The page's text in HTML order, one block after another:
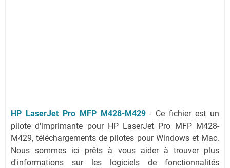
HP LaserJet Pro MFP M428-M429 - Ce fichier est un
pilote d'imprimante pour HP LaserJet Pro MFP M428-
M429, téléchargements de pilotes pour Windows et Mac.
Nous sommes ici prêts à vous aider à trouver plus
d'informations sur les logiciels de fonctionnalités